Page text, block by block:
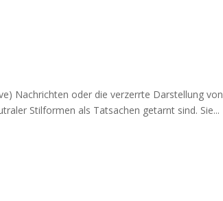
Nach­rich­ten oder die ver­zerr­te Dar­stel­lung von
Stil­for­men als Tat­sa­chen getarnt sind. Sie...